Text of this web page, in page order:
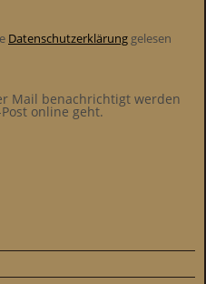
Datenschutzerklärung gelesen
Mail benachrichtigt werden
online geht.